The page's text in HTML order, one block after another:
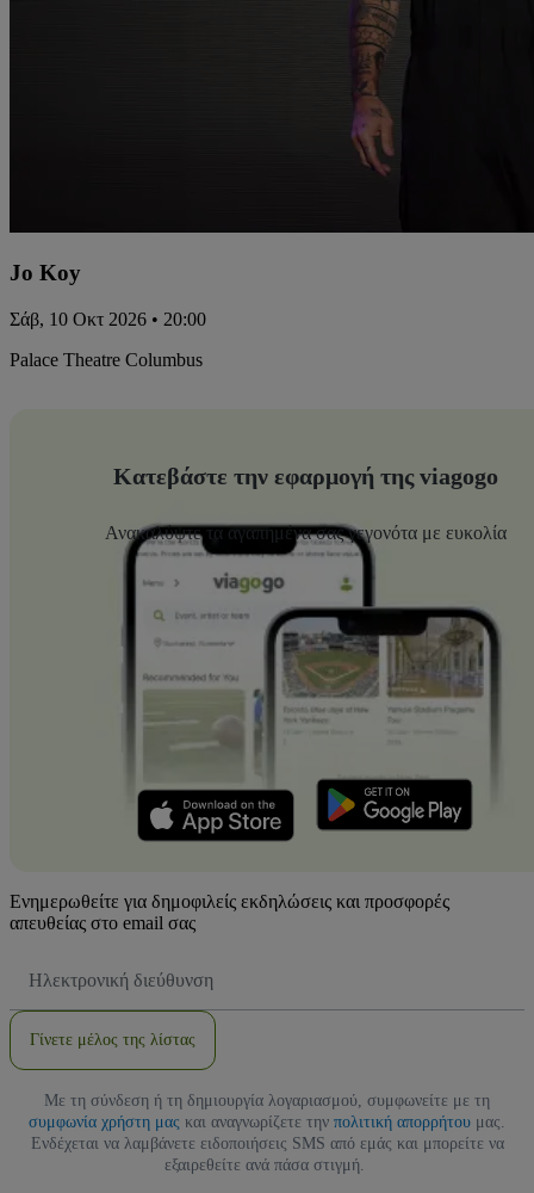
Jo Koy
Σάβ, 10 Οκτ 2026 • 20:00
Palace Theatre Columbus
Κατεβάστε την εφαρμογή της viagogo
Ανακαλύψτε τα αγαπημένα σας γεγονότα με ευκολία
Ενημερωθείτε για δημοφιλείς εκδηλώσεις και προσφορές
απευθείας στο email σας
Email
Γίνετε μέλος της λίστας
Με τη σύνδεση ή τη δημιουργία λογαριασμού, συμφωνείτε με τη
συμφωνία χρήστη μας και αναγνωρίζετε την πολιτική απορρήτου μας.
Ενδέχεται να λαμβάνετε ειδοποιήσεις SMS από εμάς και μπορείτε να
εξαιρεθείτε ανά πάσα στιγμή.